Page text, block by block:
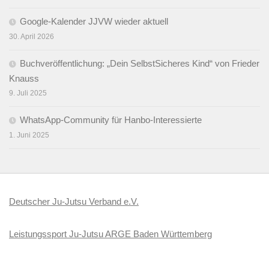
Google-Kalender JJVW wieder aktuell
30. April 2026
Buchveröffentlichung: „Dein SelbstSicheres Kind“ von Frieder
Knauss
9. Juli 2025
WhatsApp-Community für Hanbo-Interessierte
1. Juni 2025
Deutscher Ju-Jutsu Verband e.V.
Leistungssport Ju-Jutsu ARGE Baden Württemberg